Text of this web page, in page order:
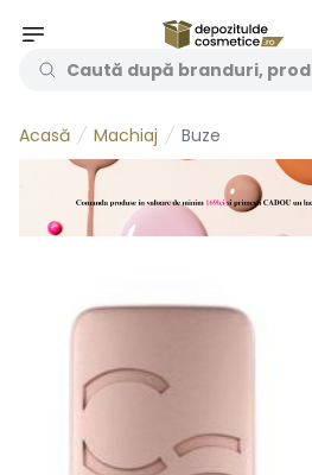
Acasă Machiaj Buze